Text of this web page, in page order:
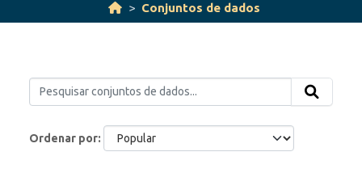
Conjuntos de dados
Ordenar por